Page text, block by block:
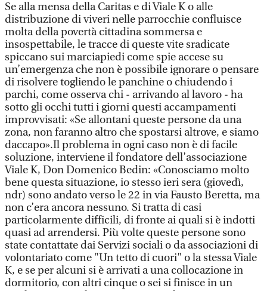
Se alla mensa della Caritas e di Viale K o alle
distribuzione di viveri nelle parrocchie confluisce
molta della povertà cittadina sommersa e
insospettabile, le tracce di queste vite sradicate
spiccano sui marciapiedi come spie accese su
un’emergenza che non è possibile ignorare o pensare
di risolvere togliendo le panchine o chiudendo i
parchi, come osserva chi - arrivando al lavoro - ha
sotto gli occhi tutti i giorni questi accampamenti
improvvisati: «Se allontani queste persone da una
zona, non faranno altro che spostarsi altrove, e siamo
daccapo».Il problema in ogni caso non è di facile
soluzione, interviene il fondatore dell’associazione
Viale K, Don Domenico Bedin: «Conosciamo molto
bene questa situazione, io stesso ieri sera (giovedì,
ndr) sono andato verso le 22 in via Fausto Beretta, ma
non c’era ancora nessuno. Si tratta di casi
particolarmente difficili, di fronte ai quali si è indotti
quasi ad arrendersi. Più volte queste persone sono
state contattate dai Servizi sociali o da associazioni di
volontariato come "Un tetto di cuori" o la stessa Viale
K, e se per alcuni si è arrivati a una collocazione in
dormitorio, con altri cinque o sei si finisce in un